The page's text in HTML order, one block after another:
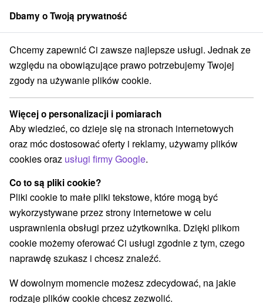
członek grupySorger
Atrakcje na Słowacji Areny laserowe i paintball Malé Karpaty
Areny laserowe i paintball Malé
Karpaty
Kategorie
Wszystkie kategorie
Rafting, rafting, rafting
Zamki, pałace, ruiny(14)
Skanseny(2) Teatry(7) Chaty górskie(1) Zamki
Miejsca sakralne (9)
Wieże obserwacyjne i chodniki(16)
Obiekty architektoniczne(8) Ośrodek narciarski(2)
Parki miejskie i zamkowe(4) Źródła
Túry a turistické chodníky(2) Escaperoom(6)
Dbamy o Twoją prywatność
Chcemy zapewnić Ci zawsze najlepsze usługi. Jednak ze
względu na obowiązujące prawo potrzebujemy Twojej
zgody na używanie plików cookie.
Więcej o personalizacji i pomiarach
Aby wiedzieć, co dzieje się na stronach internetowych
oraz móc dostosować oferty i reklamy, używamy plików
cookies oraz usługi firmy Google.
Co to są pliki cookie?
Pliki cookie to małe pliki tekstowe, które mogą być
wykorzystywane przez strony internetowe w celu
usprawnienia obsługi przez użytkownika. Dzięki plikom
cookie możemy oferować Ci usługi zgodnie z tym, czego
naprawdę szukasz i chcesz znaleźć.
W dowolnym momencie możesz zdecydować, na jakie
rodzaje plików cookie chcesz zezwolić.